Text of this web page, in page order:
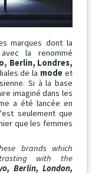
marques dont la
la renommé
Berlin, Londres,
de la modeet
Si à la base
imaginé dans les
a été lancée en
seulement que
que les femmes
brands which
with the
Berlin, London,